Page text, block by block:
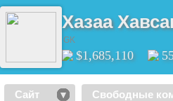
Хазаа
GK
$1,685,110
Сайт Свободные